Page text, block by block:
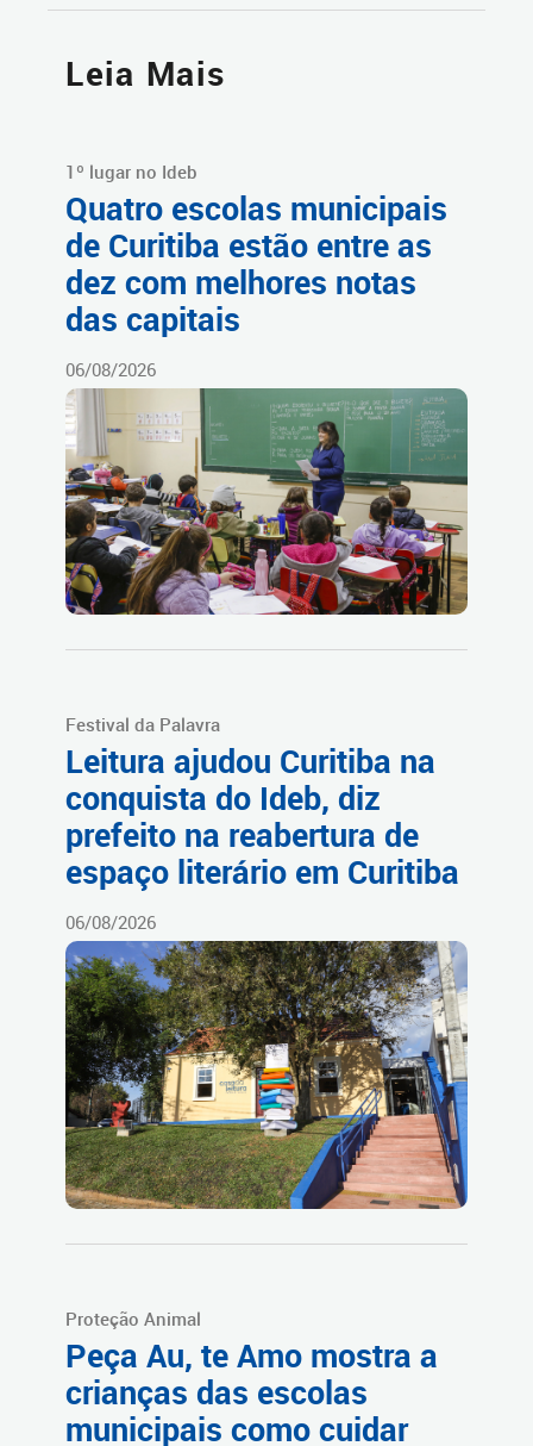
Leia Mais
1º lugar no Ideb
Quatro escolas municipais
de Curitiba estão entre as
dez com melhores notas
das capitais
06/08/2026
Festival da Palavra
Leitura ajudou Curitiba na
conquista do Ideb, diz
prefeito na reabertura de
espaço literário em Curitiba
06/08/2026
Proteção Animal
Peça Au, te Amo mostra a
crianças das escolas
municipais como cuidar